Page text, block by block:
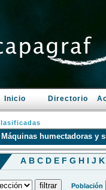
Inicio Directorio
Máquinas humectadoras y
A B C D E F G H I J K
Población